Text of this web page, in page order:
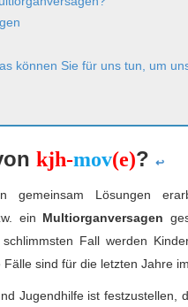
können Sie für uns tun, um
kjh-mov(e)? ↩
Lösungen
ein Multiorganversagen
schlimmsten Fall werden
sind für die letzten Jahre
Jugendhilfe ist